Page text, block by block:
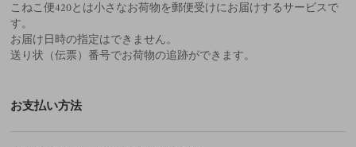
こねこ便420とは小さなお荷物を郵便受けにお届けするサービスで
す。
お届け日時の指定はできません。
送り状（伝票）番号でお荷物の追跡ができます。
お支払い方法